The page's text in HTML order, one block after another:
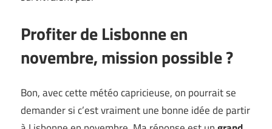
Profiter de Lisbonne en
novembre, mission possible ?
Bon, avec cette météo capricieuse, on pourrait se
demander si c’est vraiment une bonne idée de partir